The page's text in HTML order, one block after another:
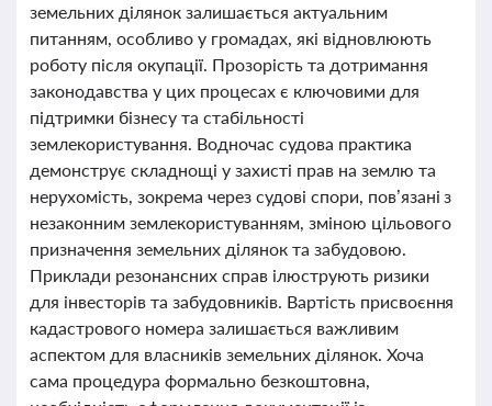
земельних ділянок залишається актуальним
питанням, особливо у громадах, які відновлюють
роботу після окупації. Прозорість та дотримання
законодавства у цих процесах є ключовими для
підтримки бізнесу та стабільності
землекористування. Водночас судова практика
демонструє складнощі у захисті прав на землю та
нерухомість, зокрема через судові спори, пов’язані з
незаконним землекористуванням, зміною цільового
призначення земельних ділянок та забудовою.
Приклади резонансних справ ілюструють ризики
для інвесторів та забудовників. Вартість присвоєння
кадастрового номера залишається важливим
аспектом для власників земельних ділянок. Хоча
сама процедура формально безкоштовна,